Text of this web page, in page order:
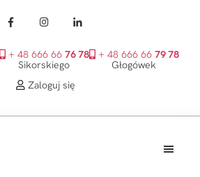
+ 48 666 66 76 78
Sikorskiego
+ 48 666 66 79 78
Głogówek
Zaloguj się